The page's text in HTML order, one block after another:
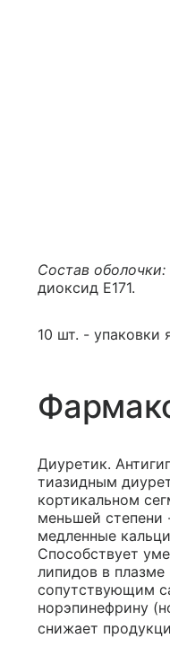
Состав оболочки:
диоксид Е171.
10 шт. - упаковки
Диуретик.
тиазидным
кортикальном
меньшей степени
медленные
Способствует
липидов в
сопутствующим
норэпинефрину
снижает